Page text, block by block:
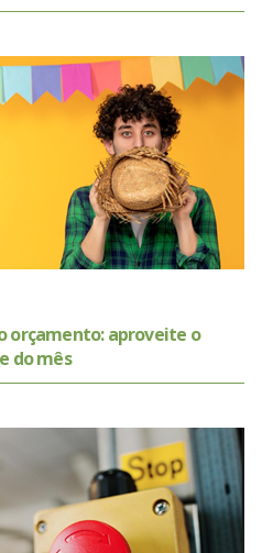
orçamento: aproveite o
do mês